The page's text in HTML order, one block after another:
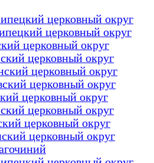
церковный округ
церковный округ
церковный округ
церковный округ
церковный округ
церковный округ
церковный округ
церковный округ
церковный округ
церковный округ